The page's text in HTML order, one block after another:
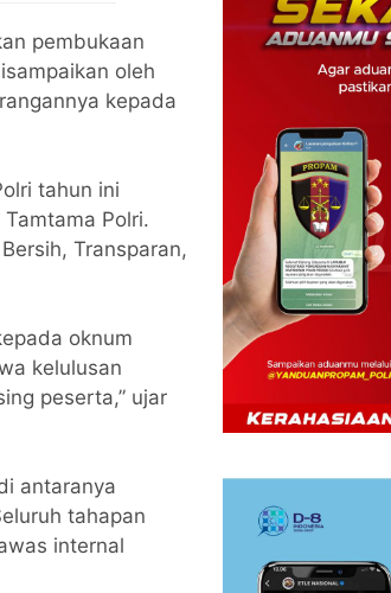
pembukaan
oleh
kepada
tahun ini
Polri.
Transparan,
oknum
kelulusan
peserta,” ujar
antaranya
tahapan
internal